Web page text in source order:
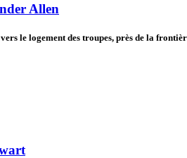
Allen
le logement des troupes, près de la